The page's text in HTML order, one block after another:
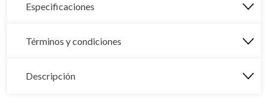
Especificaciones
Términos y condiciones
Descripción